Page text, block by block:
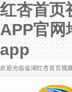
红杏首页
APP官网
app
欢迎光临金湖红杏首页视频仪